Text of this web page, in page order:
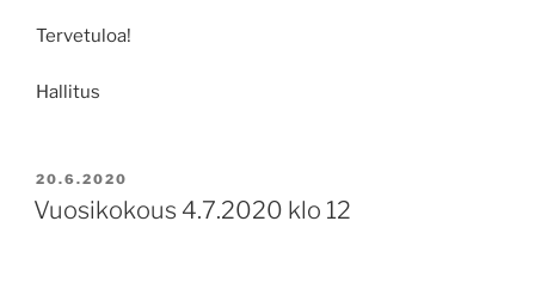
Tervetuloa!
Hallitus
POSTED
ON
20.6.2020
Vuosikokous 4.7.2020 klo 12